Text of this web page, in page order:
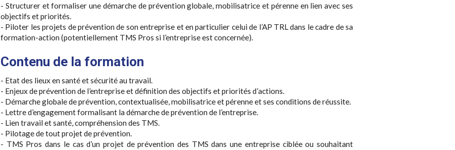
- Structurer et formaliser une démarche de prévention globale, mobilisatrice et pérenne en lien avec ses
objectifs et priorités.
- Piloter les projets de prévention de son entreprise et en particulier celui de l’AP TRL dans le cadre de sa
formation-action (potentiellement TMS Pros si l’entreprise est concernée).
Contenu de la formation
- Etat des lieux en santé et sécurité au travail.
- Enjeux de prévention de l’entreprise et définition des objectifs et priorités d’actions.
- Démarche globale de prévention, contextualisée, mobilisatrice et pérenne et ses conditions de réussite.
- Lettre d’engagement formalisant la démarche de prévention de l’entreprise.
- Lien travail et santé, compréhension des TMS.
- Pilotage de tout projet de prévention.
- TMS Pros dans le cas d’un projet de prévention des TMS dans une entreprise ciblée ou souhaitant